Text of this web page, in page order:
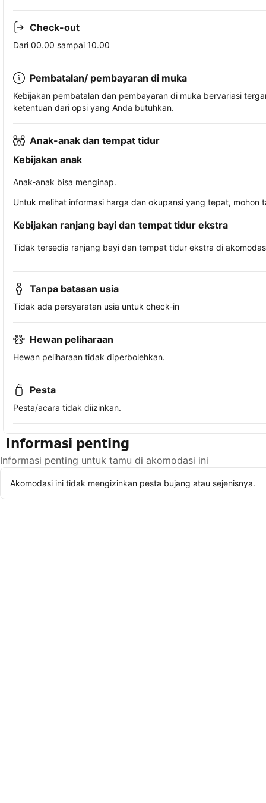
Check-out
Dari 00.00 sampai 10.00
Pembatalan/ pembayaran di muka
Kebijakan pembatalan dan pembayaran di muka bervariasi
ketentuan dari opsi yang Anda butuhkan.
Anak-anak dan tempat tidur
Kebijakan anak
Anak-anak bisa menginap.
Untuk melihat informasi harga dan okupansi yang tepat,
Kebijakan ranjang bayi dan tempat tidur ekstra
Tidak tersedia ranjang bayi dan tempat tidur ekstra di
Tanpa batasan usia
Tidak ada persyaratan usia untuk check-in
Hewan peliharaan
Hewan peliharaan tidak diperbolehkan.
Pesta
Pesta/acara tidak diizinkan.
Informasi penting
Informasi penting untuk tamu di akomodasi ini
Akomodasi ini tidak mengizinkan pesta bujang atau sejenisnya.